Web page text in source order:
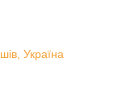
Україна